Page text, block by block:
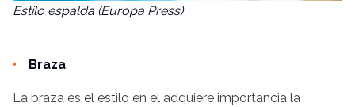
Estilo espalda (Europa Press)
Braza
La braza es el estilo en el adquiere importancia la